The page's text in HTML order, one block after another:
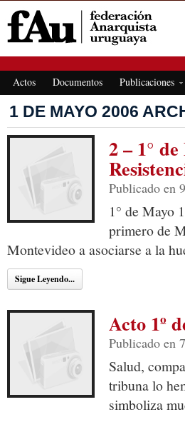
Actos Documentos Publicaciones
1 DE MAYO 2006
2 – 1°
Publicado en
1° de Mayo
primero de
Montevideo a asociarse a la
Sigue Leyendo...
Acto 1º
Publicado en
Salud,
tribuna lo
simboliza